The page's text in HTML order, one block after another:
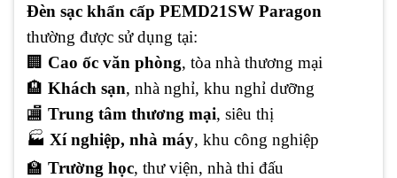
Đèn sạc khẩn cấp PEMD21SW Paragon
thường được sử dụng tại:
🏢 Cao ốc văn phòng, tòa nhà thương mại
🏨 Khách sạn, nhà nghỉ, khu nghỉ dưỡng
🏬 Trung tâm thương mại, siêu thị
🏭 Xí nghiệp, nhà máy, khu công nghiệp
🏫 Trường học, thư viện, nhà thi đấu